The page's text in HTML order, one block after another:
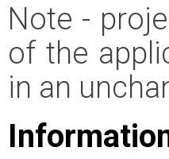
Note -
of the
in an